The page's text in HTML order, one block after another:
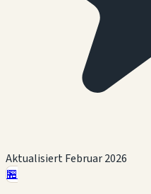
Aktualisiert Februar 2026
🏪